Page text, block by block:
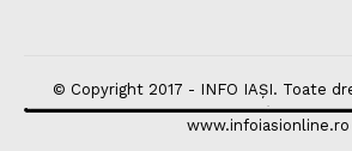
© Copyright 2017 - INFO IAȘI. Toate
www.infoiasionline.ro